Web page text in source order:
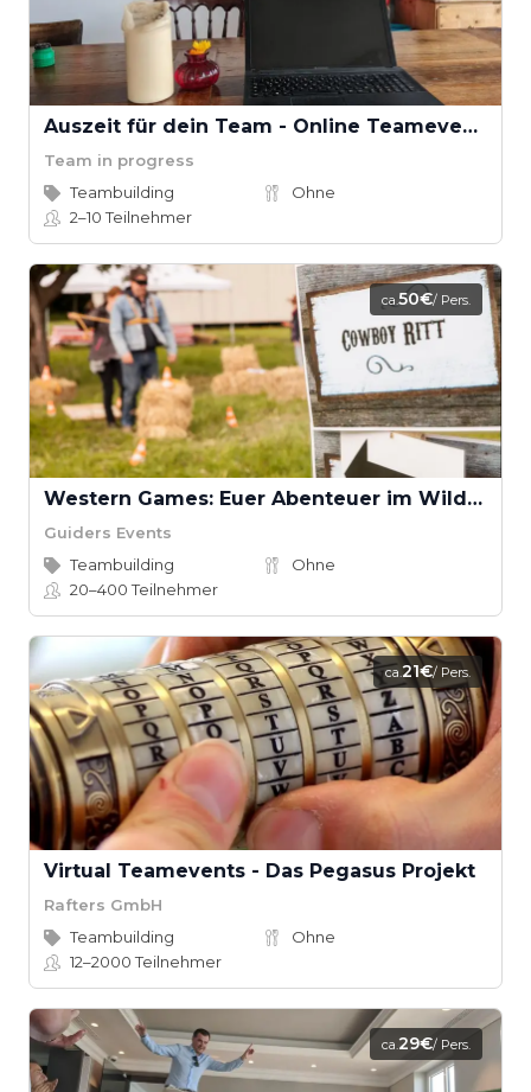
Auszeit für dein Team - Online Teamevents
Team in progress
Teambuilding
Ohne
2–10Teilnehmer
ca.50€/ Pers.
Western Games: Euer Abenteuer im Wilden Westen
Guiders Events
Teambuilding
Ohne
20–400Teilnehmer
ca.21€/ Pers.
Virtual Teamevents - Das Pegasus Projekt
Rafters GmbH
Teambuilding
Ohne
12–2000Teilnehmer
ca.29€/ Pers.